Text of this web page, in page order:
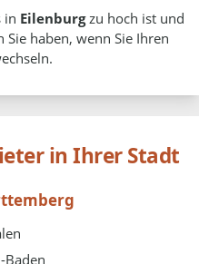
in Eilenburgzu hoch ist und
haben, wenn Sie Ihren
in Ihrer Stadt
Baden